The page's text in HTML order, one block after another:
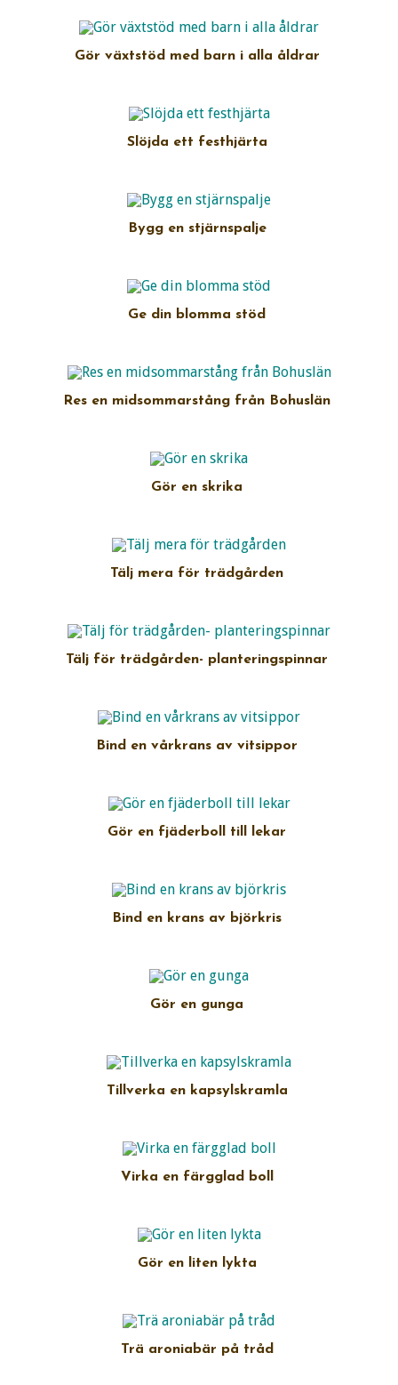
Gör växtstöd med barn i alla åldrar
Slöjda ett festhjärta
Bygg en stjärnspalje
Ge din blomma stöd
Res en midsommarstång från Bohuslän
Gör en skrika
Tälj mera för trädgården
Tälj för trädgården- planteringspinnar
Bind en vårkrans av vitsippor
Gör en fjäderboll till lekar
Bind en krans av björkris
Gör en gunga
Tillverka en kapsylskramla
Virka en färgglad boll
Gör en liten lykta
Trä aroniabär på tråd